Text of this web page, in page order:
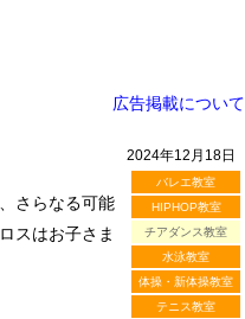
広告掲載について
2024年12月18日
バレエ教室
HIPHOP教室
チアダンス教室
水泳教室
体操・新体操教室
テニス教室
さらなる可能
スはお子さま